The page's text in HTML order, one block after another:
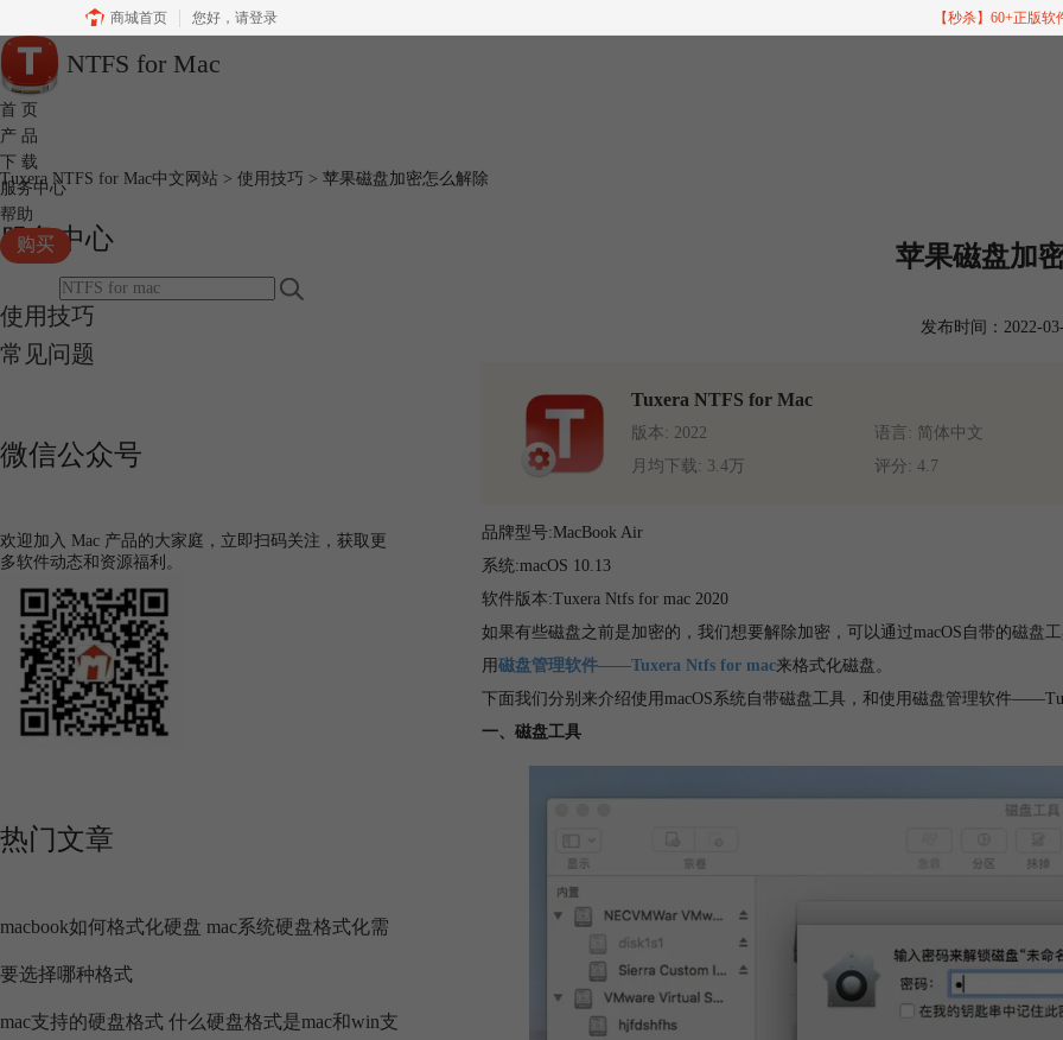
商城首页 您好， 请登录 【秒杀】60+正版
NTFS for Mac
首 页
产 品
下 载
服务中心
帮助
购买
Tuxera NTFS for Mac中文网站 > 使用技巧 > 苹果磁盘加密怎么解除
服务中心
使用技巧
常见问题
微信公众号
欢迎加入 Mac 产品的大家庭，立即扫码关注，获取更
多软件动态和资源福利。
热门文章
macbook如何格式化硬盘 mac系统硬盘格式化需
要选择哪种格式
mac支持的硬盘格式 什么硬盘格式是mac和win支
苹果磁盘加
发布时间：2022-
Tuxera NTFS for Mac
版本: 2022
语言: 简体中文
月均下载: 3.4万
评分: 4.7
品牌型号:MacBook Air
系统:macOS 10.13
软件版本:Tuxera Ntfs for mac 2020
如果有些磁盘之前是加密的，我们想要解除加密，可以通过macOS自带的磁盘
用 磁盘管理软件——Tuxera Ntfs for mac来格式化磁盘。
下面我们分别来介绍使用macOS系统自带磁盘工具，和使用磁盘管理软件
一、磁盘工具